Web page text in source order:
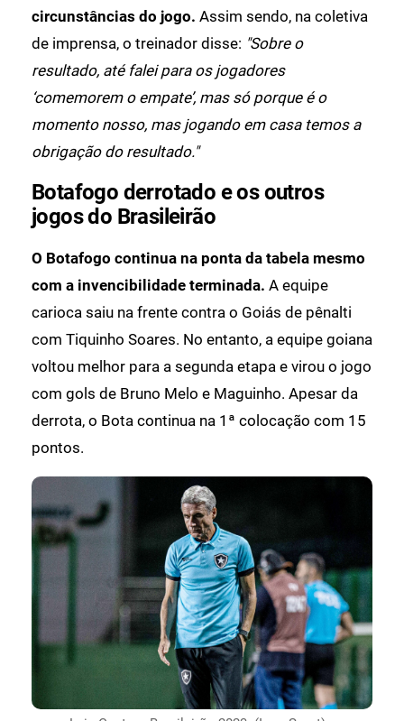
circunstâncias do jogo. Assim sendo, na coletiva
de imprensa, o treinador disse: "Sobre o
resultado, até falei para os jogadores
‘comemorem o empate’, mas só porque é o
momento nosso, mas jogando em casa temos a
obrigação do resultado."
Botafogo derrotado e os outros
jogos do Brasileirão
O Botafogo continua na ponta da tabela mesmo
com a invencibilidade terminada. A equipe
carioca saiu na frente contra o Goiás de pênalti
com Tiquinho Soares. No entanto, a equipe goiana
voltou melhor para a segunda etapa e virou o jogo
com gols de Bruno Melo e Maguinho. Apesar da
derrota, o Bota continua na 1ª colocação com 15
pontos.